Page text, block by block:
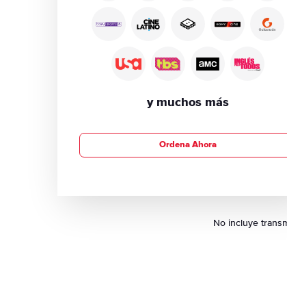
y muchos más
Ordena Ahora
No incluye